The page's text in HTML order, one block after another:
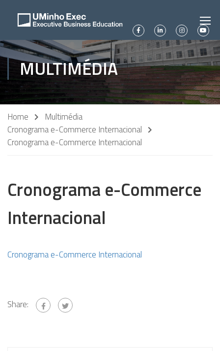
MULTIMÉDIA
Home
Multimédia
Cronograma e-Commerce Internacional
Cronograma e-Commerce Internacional
Cronograma e-Commerce
Internacional
Cronograma e-Commerce Internacional
Share: